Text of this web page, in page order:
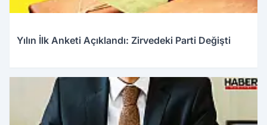
Yılın İlk Anketi Açıklandı: Zirvedeki Parti Değişti
02.01.2026 20:32